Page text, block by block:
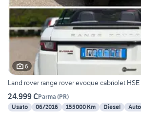
6
Land rover range rover evoque cabriolet HSE
24.999 €Parma (PR)
Usato
06/2016 155000 Km Diesel